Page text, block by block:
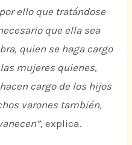
ello que tratándose
que ella sea
quien se haga cargo
mujeres quienes,
cargo de los hijos
varones también,
explica.